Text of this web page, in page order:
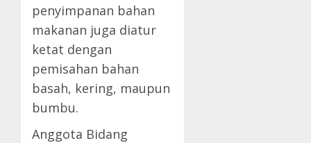
penyimpanan bahan
makanan juga diatur
ketat dengan
pemisahan bahan
basah, kering, maupun
bumbu.
Anggota Bidang